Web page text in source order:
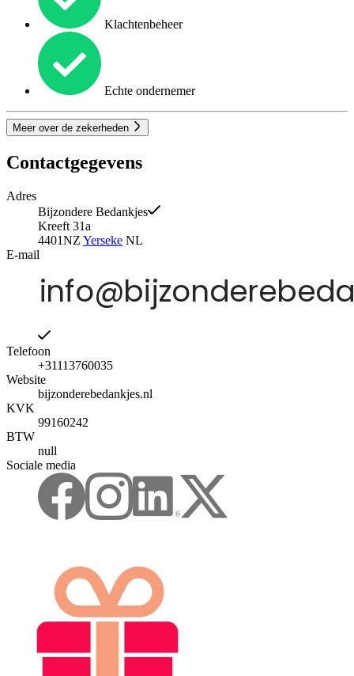
Klachtenbeheer
Echte ondernemer
Meer over de zekerheden
Contactgegevens
Adres
Bijzondere Bedankjes
Kreeft 31a
4401NZ Yerseke NL
E-mail
Telefoon
+31113760035
Website
bijzonderebedankjes.nl
KVK
99160242
BTW
null
Sociale media